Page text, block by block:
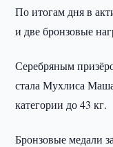
По итогам дня в
и две бронзовые
Серебряным
стала Мухлиса
категории до 43 кг.
Бронзовые медали